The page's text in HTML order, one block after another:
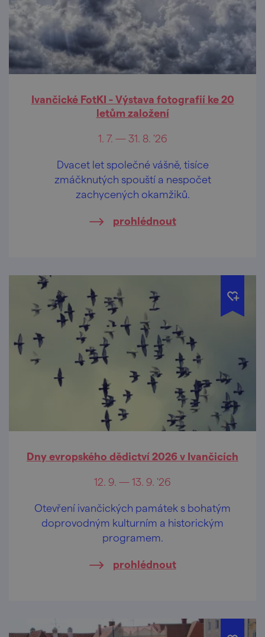
Ivančické FotKI - Výstava fotografií ke 20
letům založení
1. 7. — 31. 8. '26
Dvacet let společné vášně, tisíce
zmáčknutých spouští a nespočet
zachycených okamžiků.
prohlédnout
Dny evropského dědictví 2026 v Ivančicích
12. 9. — 13. 9. '26
Otevření ivančických památek s bohatým
doprovodným kulturním a historickým
programem.
prohlédnout